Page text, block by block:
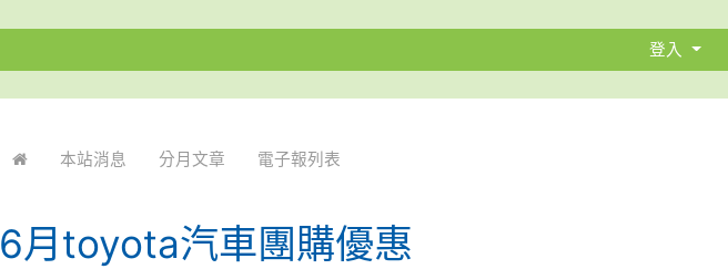
登入
本站消息 分月文章 電子報列表
6月toyota汽車團購優惠